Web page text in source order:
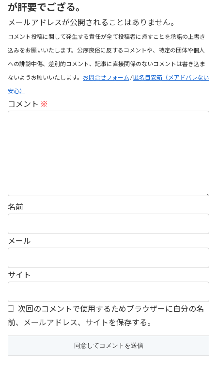
が肝要でござる。
メールアドレスが公開されることはありません。
コメント投稿に関して発生する責任が全て投稿者に帰すことを承諾の上書き
込みをお願いいたします。公序良俗に反するコメントや、特定の団体や個人
への誹謗中傷、差別的コメント、記事に直接関係のないコメントは書き込ま
ないようお願いいたします。 お問合せフォーム /匿名目安箱（メアドバレない
安心）
コメント ※
名前
メール
サイト
次回のコメントで使用するためブラウザーに自分の名
前、メールアドレス、サイトを保存する。